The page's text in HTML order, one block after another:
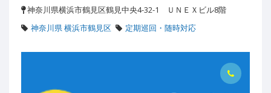
神奈川県横浜市鶴見区鶴見中央4-32-1 ＵＮＥＸビル8階
神奈川県 横浜市鶴見区
定期巡回・随時対応